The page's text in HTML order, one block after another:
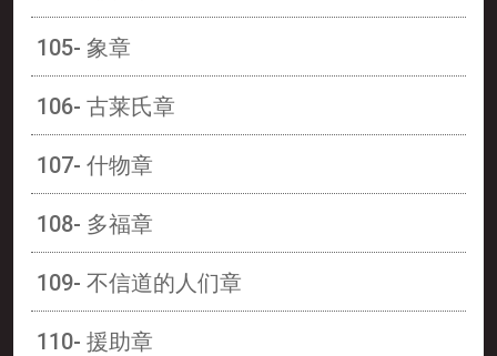
105- 象章
106- 古莱氏章
107- 什物章
108- 多福章
109- 不信道的人们章
110- 援助章